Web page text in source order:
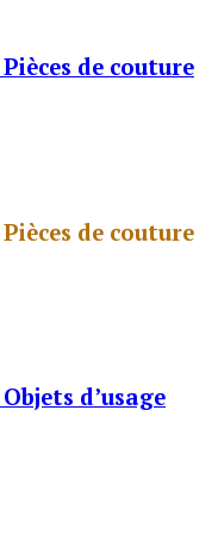
de couture
de couture
d’usage